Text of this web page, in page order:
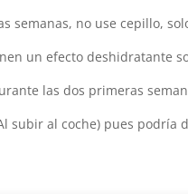
semanas, no use cepillo,
un efecto deshidratante
las dos primeras
subir al coche) pues podría